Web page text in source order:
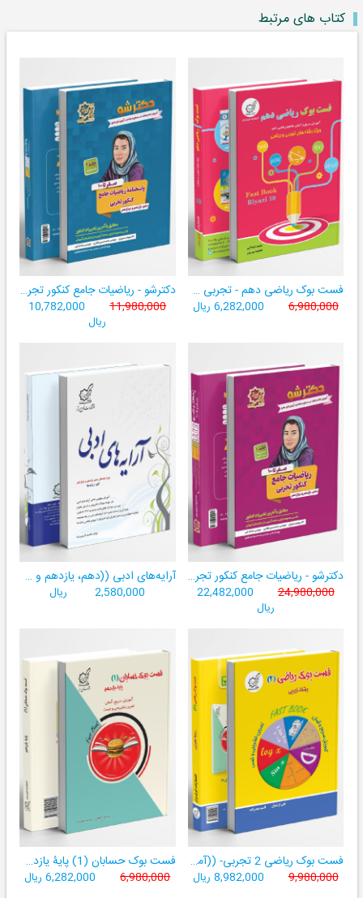
کتاب های مرتبط
فست بوک ریاضی دهم - تجربی و ریاضی ((آموزش سریع، آسان و کامل ریاضی پایۀ دهم))
6,980,000 6,282,000 ریال
دکترشو - ریاضیات جامع کنکور تجربی - دهم،یازدهم،دوازدهم - جلد دو (پاسخنامه)
11,980,000
10,782,000
ریال
دکترشو - ریاضیات جامع کنکور تجربی - دهم،یازدهم،دوازدهم - جلد یک (درسنامه، تست، آزمون)
24,980,000
22,482,000
ریال
آرایه‌های ادبی ((دهم، یازدهم و دوازدهم کلیه رشته‌‌ها))
2,580,000 ریال
فست بوک ریاضی 2 تجربی- ((آموزش سریع، آسان و کامل ریاضی پایۀ یازدهم))
9,980,000 8,982,000 ریال
فست بوک حسابان (1) پایۀ یازدهم
6,980,000 6,282,000 ریال